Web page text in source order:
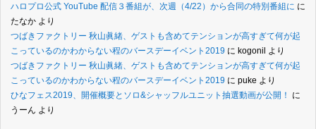
ハロプロ公式 YouTube 配信３番組が、次週（4/22）から合同の特別番組に に
たなか より
つばきファクトリー 秋山眞緒、ゲストも含めてテンションが高すぎて何が起
こっているのかわからない程のバースデーイベント2019 に kogonil より
つばきファクトリー 秋山眞緒、ゲストも含めてテンションが高すぎて何が起
こっているのかわからない程のバースデーイベント2019 に puke より
ひなフェス2019、開催概要とソロ&シャッフルユニット抽選動画が公開！
に
うーん より